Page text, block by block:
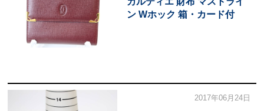
ン Wホック 箱・カード付
2017年06月24日